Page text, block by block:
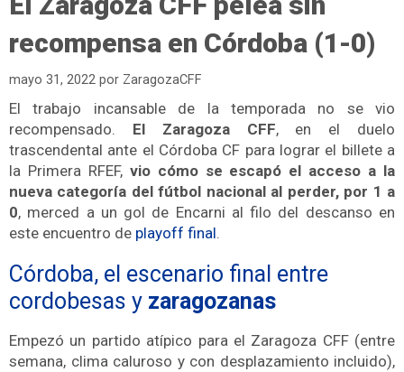
recompensa en Córdoba (1-0)
mayo 31, 2022 por ZaragozaCFF
El trabajo incansable de la temporada no se vio
recompensado. El Zaragoza CFF, en el duelo
trascendental ante el Córdoba CF para lograr el billete a
la Primera RFEF, vio cómo se escapó el acceso a la
nueva categoría del fútbol nacional al perder, por 1 a
0, merced a un gol de Encarni al filo del descanso en
este encuentro de playoff final.
Córdoba, el escenario final entre
cordobesas y zaragozanas
Empezó un partido atípico para el Zaragoza CFF (entre
semana, clima caluroso y con desplazamiento incluido),